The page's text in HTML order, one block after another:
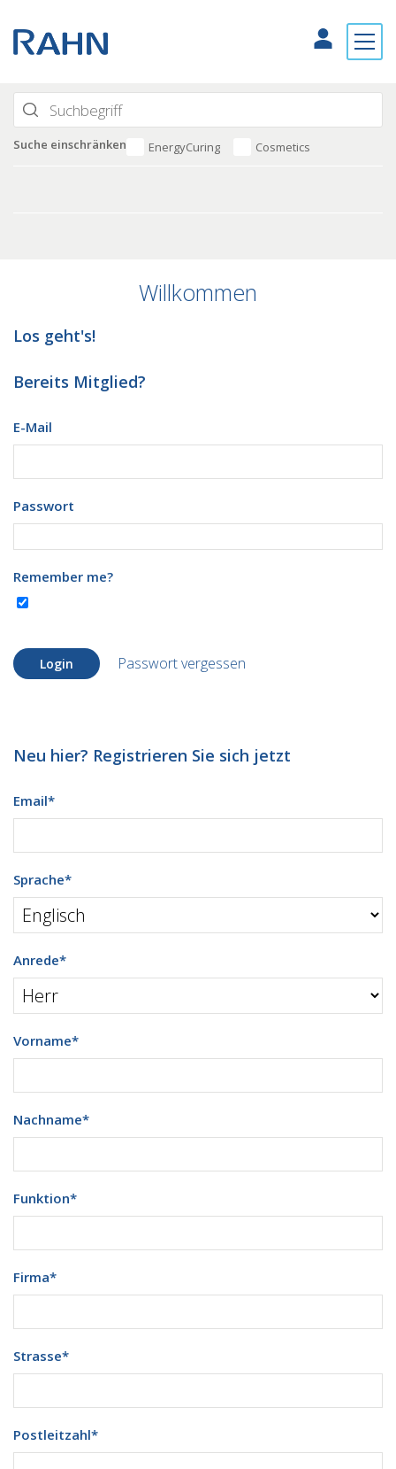
Suche einschränken EnergyCuring Cosmetics
Willkommen
Los geht's!
Bereits Mitglied?
E-Mail
Passwort
Remember me?
Login Passwort vergessen
Neu hier? Registrieren Sie sich jetzt
Email*
Sprache*
Anrede*
Vorname*
Nachname*
Funktion*
Firma*
Strasse*
Postleitzahl*